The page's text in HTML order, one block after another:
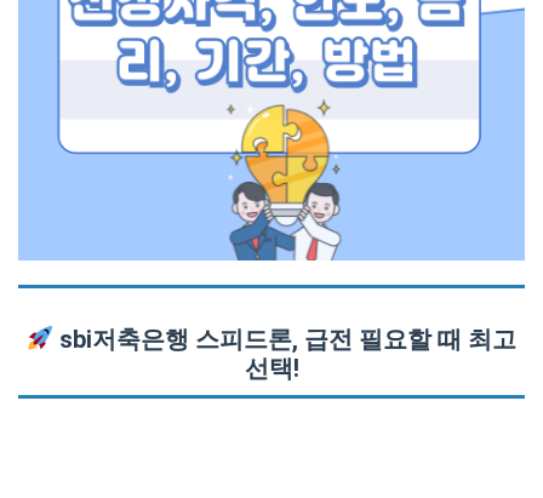
sbi저축은행 스피드론, 급전 필요할 때 최고
선택!